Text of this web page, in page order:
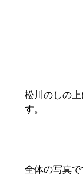
松川のしの
す。
全体の写真で